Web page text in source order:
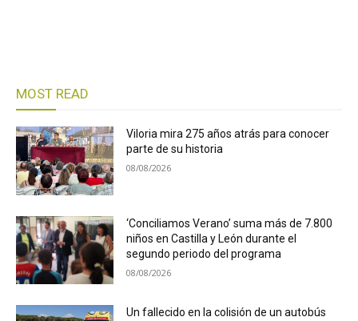
MOST READ
Viloria mira 275 años atrás para conocer
parte de su historia
08/08/2026
‘Conciliamos Verano’ suma más de 7.800
niños en Castilla y León durante el
segundo periodo del programa
08/08/2026
Un fallecido en la colisión de un autobús